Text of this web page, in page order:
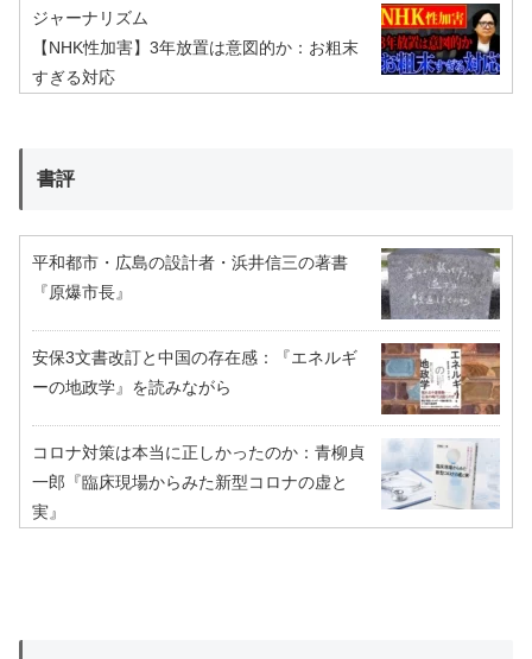
ジャーナリズム
【NHK性加害】3年放置は意図的か：お粗末
すぎる対応
書評
平和都市・広島の設計者・浜井信三の著書
『原爆市長』
安保3文書改訂と中国の存在感：『エネルギ
ーの地政学』を読みながら
コロナ対策は本当に正しかったのか：青柳貞
一郎『臨床現場からみた新型コロナの虚と
実』